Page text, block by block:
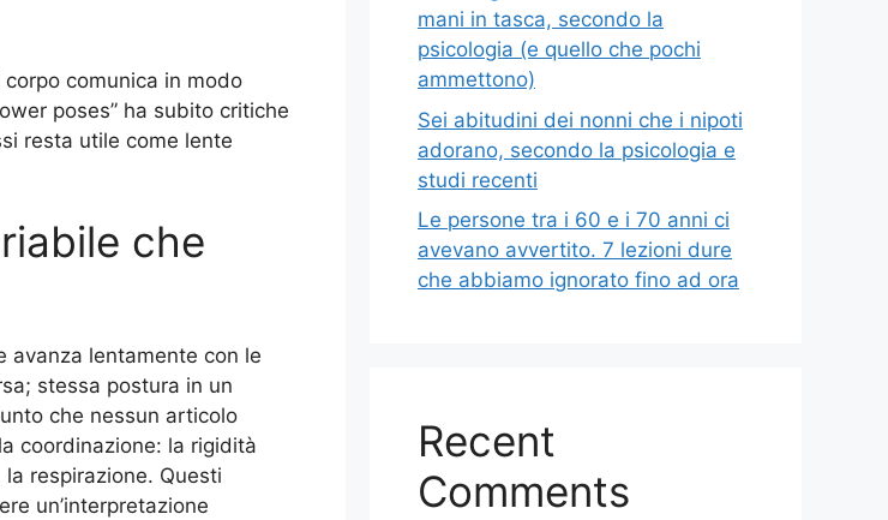
comunica in modo
poses” ha subito critiche
resta utile come lente
che
avanza lentamente con le
stessa postura in un
che nessun articolo
coordinazione: la rigidità
respirazione. Questi
un’interpretazione
mani in tasca, secondo la
psicologia (e quello che pochi
ammettono)
Sei abitudini dei nonni che i nipoti
adorano, secondo la psicologia e
studi recenti
Le persone tra i 60 e i 70 anni ci
avevano avvertito. 7 lezioni dure
che abbiamo ignorato fino ad ora
Recent
Comments